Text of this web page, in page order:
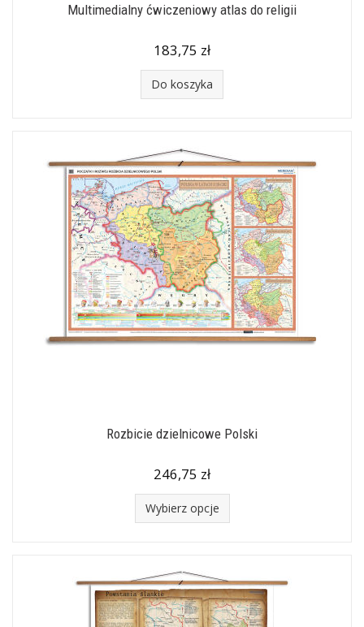
Multimedialny ćwiczeniowy atlas do religii
183,75 zł
Do koszyka
Rozbicie dzielnicowe Polski
246,75 zł
Wybierz opcje